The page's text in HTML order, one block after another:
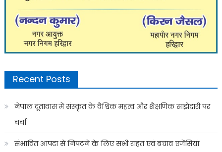
Recent Posts
नेपाल दूतावास में संस्कृत के वैश्विक महत्व और शैक्षणिक साझेदारी पर
चर्चा
संभावित आपदा से निपटने के लिए सभी राहत एवं बचाव एजेंसियां